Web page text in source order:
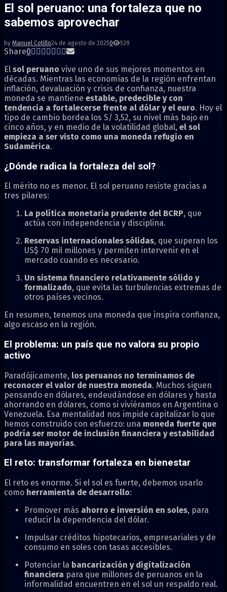
El sol peruano: una fortaleza que no
sabemos aprovechar
by Manuel Cotillo24 de agosto de 20250 539
Share0
El sol peruano vive uno de sus mejores momentos en
décadas. Mientras las economías de la región enfrentan
inflación, devaluación y crisis de confianza, nuestra
moneda se mantiene estable, predecible y con
tendencia a fortalecerse frente al dólar y el euro. Hoy el
tipo de cambio bordea los S/ 3,52, su nivel más bajo en
cinco años, y en medio de la volatilidad global, el sol
empieza a ser visto como una moneda refugio en
Sudamérica.
¿Dónde radica la fortaleza del sol?
El mérito no es menor. El sol peruano resiste gracias a
tres pilares:
La política monetaria prudente del BCRP, que
actúa con independencia y disciplina.
Reservas internacionales sólidas, que superan los
US$ 70 mil millones y permiten intervenir en el
mercado cuando es necesario.
Un sistema financiero relativamente sólido y
formalizado, que evita las turbulencias extremas de
otros países vecinos.
En resumen, tenemos una moneda que inspira confianza,
algo escaso en la región.
El problema: un país que no valora su propio
activo
Paradójicamente, los peruanos no terminamos de
reconocer el valor de nuestra moneda. Muchos siguen
pensando en dólares, endeudándose en dólares y hasta
ahorrando en dólares, como si viviéramos en Argentina o
Venezuela. Esa mentalidad nos impide capitalizar lo que
hemos construido con esfuerzo: una moneda fuerte que
podría ser motor de inclusión financiera y estabilidad
para las mayorías.
El reto: transformar fortaleza en bienestar
El reto es enorme. Si el sol es fuerte, debemos usarlo
como herramienta de desarrollo:
Promover más ahorro e inversión en soles, para
reducir la dependencia del dólar.
Impulsar créditos hipotecarios, empresariales y de
consumo en soles con tasas accesibles.
Potenciar la bancarización y digitalización
financiera para que millones de peruanos en la
informalidad encuentren en el sol un respaldo real.